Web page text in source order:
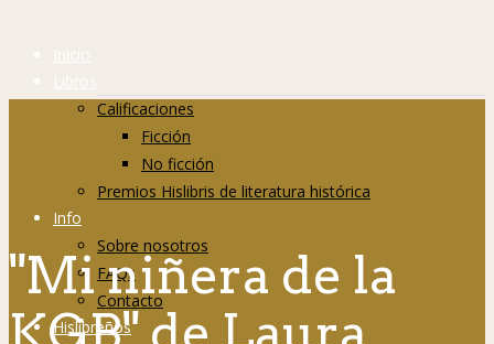
Inicio
Libros
Calificaciones
Ficción
No ficción
Premios Hislibris de literatura histórica
Info
Sobre nosotros
FAQs
Contacto
Hislibreños
"Mi niñera de la